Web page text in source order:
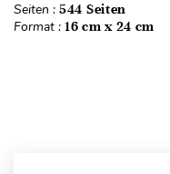
Seiten : 544 Seiten
Format : 16 cm x 24 cm